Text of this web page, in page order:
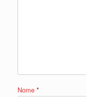
Nome *